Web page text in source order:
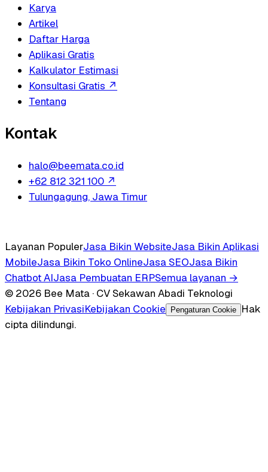
Karya
Artikel
Daftar Harga
Aplikasi Gratis
Kalkulator Estimasi
Konsultasi Gratis ↗
Tentang
Kontak
halo@beemata.co.id
+62 812 321 100 ↗
Tulungagung, Jawa Timur
Layanan PopulerJasa Bikin WebsiteJasa Bikin Aplikasi
MobileJasa Bikin Toko OnlineJasa SEOJasa Bikin
Chatbot AIJasa Pembuatan ERPSemua layanan →
© 2026 Bee Mata · CV Sekawan Abadi Teknologi
Kebijakan PrivasiKebijakan Cookie Pengaturan Cookie
Hak
cipta dilindungi.